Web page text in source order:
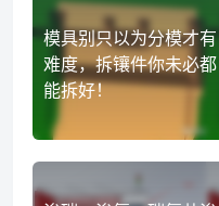
模具别只以为分模才有
难度，拆镶件你未必都
能拆好！